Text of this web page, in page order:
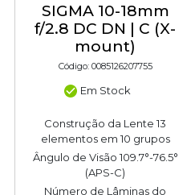
SIGMA 10-18mm
f/2.8 DC DN | C (X-
mount)
Código: 0085126207755
Em Stock
Construção da Lente 13
elementos em 10 grupos
Ângulo de Visão 109.7°-76.5°
(APS-C)
Número de Lâminas do